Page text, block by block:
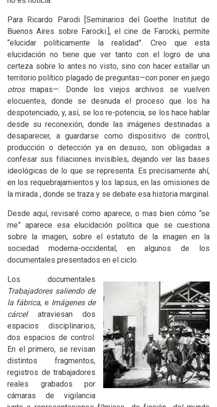
Para Ricardo Parodi [Seminarios del Goethe Institut de
Buenos Aires sobre Farocki.], el cine de Farocki, permite
“elucidar políticamente la realidad”. Creo que esta
elucidación no tiene que ver tanto con el logro de una
certeza sobre lo antes no visto, sino con hacer estallar un
territorio político plagado de preguntas—con poner en juego
otrosmapas—: Donde los viejos archivos se vuelven
elocuentes, donde se desnuda el proceso que los ha
despotenciado, y, así, se los re-potencia, se los hace hablar
desde su reconexión, donde las imágenes destinadas a
desaparecer, a guardarse como dispositivo de control,
producción o detección ya en desuso, son obligadas a
confesar sus filiaciones invisibles, dejando ver las bases
ideológicas de lo que se representa. Es precisamente ahí,
en los requebrajamientos y los lapsus, en las omisiones de
la mirada , donde se traza y se debate esa historia marginal.
Desde aquí, revisaré como aparece, o mas bien cómo “se
me” aparece esa elucidación política que se cuestiona
sobre la imagen, sobre el estatuto de la imagen en la
sociedad moderna-occidental, en algunos de los
documentales presentados en el ciclo.
Los documentales
Trabajadores saliendo de
la fábrica, e Imágenes de
cárcel atraviesan dos
espacios disciplinarios,
dos espacios de control.
En el primero, se revisan
distintos fragmentos,
registros de trabajadores
reales grabados por
cámaras de vigilancia